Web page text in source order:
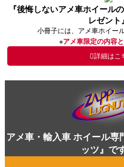
『後悔しないアメ車ホイール
レゼント
小冊子には、アメ車ホイー
※アメ車限定の内容と
詳細はこ
アメ車・輸入車 ホイール専
ッツ』で